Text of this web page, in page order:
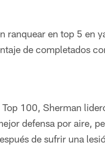
ranquear en top 5 en
de completados
100, Sherman
defensa por aire,
de sufrir una